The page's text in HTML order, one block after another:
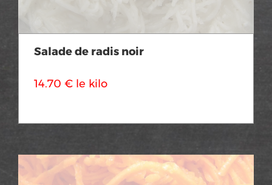
Salade de radis noir
14.70 € le kilo